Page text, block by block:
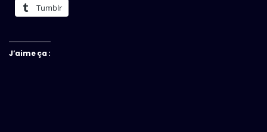
Tumblr
J’aime ça :